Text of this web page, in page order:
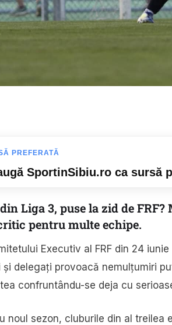
PREFERATĂ
SportinSibiu.ro ca sursă
Liga 3, puse la zid de
pentru multe echipe.
Executiv al FRF din 24
și delegați provoacă nemulțumiri
confruntându-se deja cu
noul sezon, cluburile din al